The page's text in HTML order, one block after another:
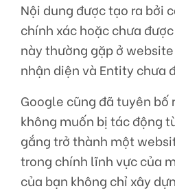
Nội dung được tạo ra bởi
chính xác hoặc chưa
này thường gặp ở
nhận diện và Entity chưa
Google cũng đã tuyên bố
không muốn bị tác động
gắng trở thành một
trong chính lĩnh vực của
của bạn không chỉ xây